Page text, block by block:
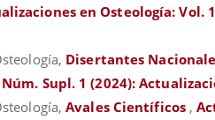
en Osteología: Vol.
Disertantes
Supl. 1 (2024):
Avales Científicos ,